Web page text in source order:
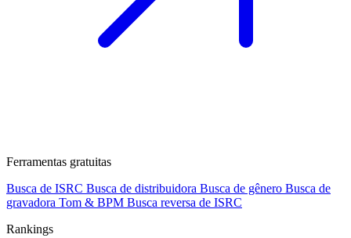
Ferramentas gratuitas
Busca de ISRC Busca de distribuidora Busca de gênero Busca de
gravadora Tom & BPM Busca reversa de ISRC
Rankings